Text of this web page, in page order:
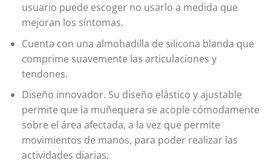
usuario puede escoger no usarlo a medida que
mejoran los síntomas.
Cuenta con una almohadilla de silicona blanda que
comprime suavemente las articulaciones y
tendones.
Diseño innovador. Su diseño elástico y ajustable
permite que la muñequera se acople cómodamente
sobre el área afectada, a la vez que permite
movimientos de manos, para poder realizar las
actividades diarias.